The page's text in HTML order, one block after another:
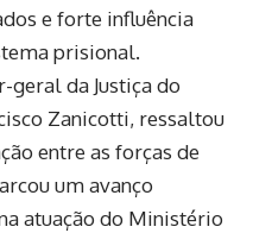
e forte influência
prisional.
geral da Justiça do
Zanicotti, ressaltou
entre as forças de
um avanço
atuação do Ministério